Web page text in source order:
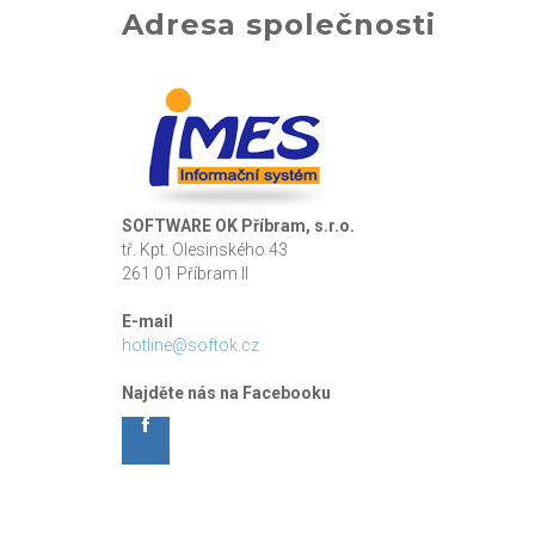
Adresa společnosti
SOFTWARE OK Příbram, s.r.o.
tř. Kpt. Olesinského 43
261 01 Příbram II
E-mail
hotline@softok.cz
Najděte nás na Facebooku